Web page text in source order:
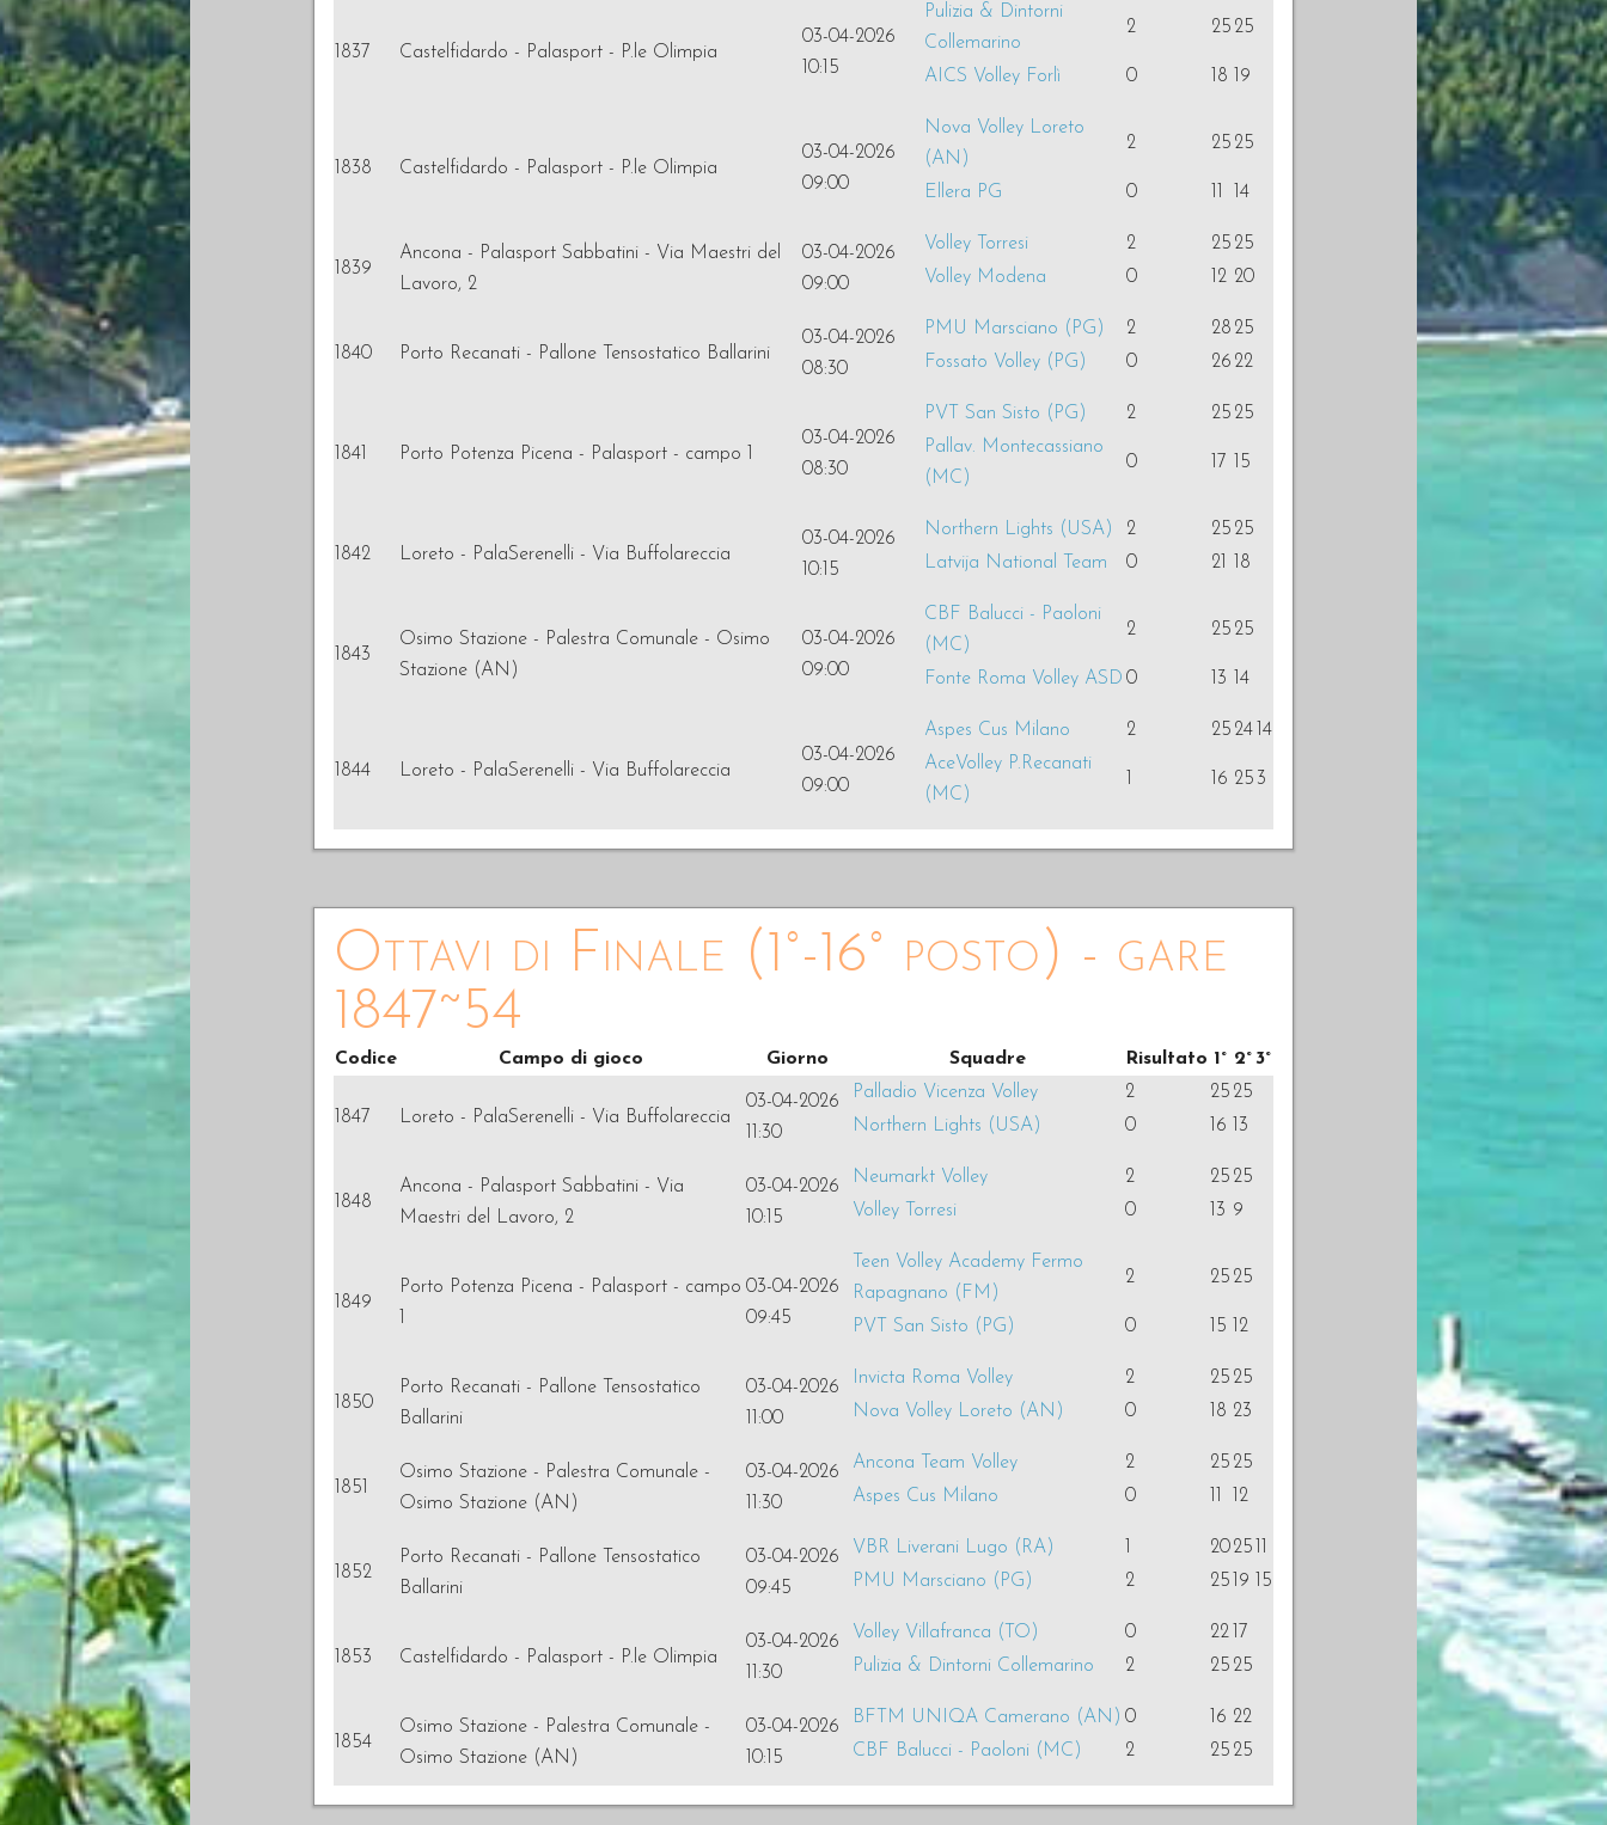
1837 Castelfidardo - Palasport - P.le Olimpia
03-04-2026
10:15
Pulizia & Dintorni
Collemarino
2 25 25
AICS Volley Forlì 0 18 19
1838 Castelfidardo - Palasport - P.le Olimpia
03-04-2026
09:00
Nova Volley Loreto
(AN)
2 25 25
Ellera PG 0 14
1839
Ancona - Palasport Sabbatini - Via Maestri del
Lavoro, 2
03-04-2026
09:00
Volley Torresi 2 25 25
Volley Modena
0 12 20
1840 Porto Recanati - Pallone Tensostatico Ballarini
03-04-2026
08:30
PMU Marsciano (PG) 2 28 25
Fossato Volley (PG)
0 26 22
1841 Porto Potenza Picena - Palasport - campo 1
03-04-2026
08:30
PVT San Sisto (PG) 2 25 25
Pallav. Montecassiano
(MC)
0 17 15
1842 Loreto - PalaSerenelli - Via Buffolareccia
03-04-2026
10:15
Northern Lights (USA) 2 25 25
Latvija National Team
0 21 18
1843
Osimo Stazione - Palestra Comunale - Osimo
Stazione (AN)
03-04-2026
09:00
CBF Balucci - Paoloni
(MC)
2 25 25
Fonte Roma Volley ASD 0 13 14
1844 Loreto - PalaSerenelli - Via Buffolareccia
03-04-2026
09:00
Aspes Cus Milano 2 25 24 14
AceVolley P.Recanati
(MC)
16 25 3
Ottavi di Finale (1°-16° posto) - gare
1847~54
Codice Campo di gioco Giorno Squadre Risultato 1° 2° 3°
1847 Loreto - PalaSerenelli - Via Buffolareccia
03-04-2026
11:30
Palladio Vicenza Volley 2 25 25
Northern Lights (USA)
0 16 13
1848
Ancona - Palasport Sabbatini - Via
Maestri del Lavoro, 2
03-04-2026
10:15
Neumarkt Volley 2 25 25
Volley Torresi
0 13 9
1849
Porto Potenza Picena - Palasport - campo 03-04-2026
09:45
Teen Volley Academy Fermo
Rapagnano (FM)
2 25 25
PVT San Sisto (PG) 0 15 12
1850
Porto Recanati - Pallone Tensostatico
Ballarini
03-04-2026
11:00
Invicta Roma Volley 2 25 25
Nova Volley Loreto (AN)
0 18 23
1851
Osimo Stazione - Palestra Comunale -
Osimo Stazione (AN)
03-04-2026
11:30
Ancona Team Volley 2 25 25
Aspes Cus Milano
0 12
1852
Porto Recanati - Pallone Tensostatico
Ballarini
03-04-2026
09:45
VBR Liverani Lugo (RA) 20 25
PMU Marsciano (PG)
2 25 19 15
1853 Castelfidardo - Palasport - P.le Olimpia
03-04-2026
11:30
Volley Villafranca (TO) 0 22 17
Pulizia & Dintorni Collemarino
2 25 25
1854
Osimo Stazione - Palestra Comunale -
Osimo Stazione (AN)
03-04-2026
10:15
BFTM UNIQA Camerano (AN) 0 16 22
CBF Balucci - Paoloni (MC)
2 25 25